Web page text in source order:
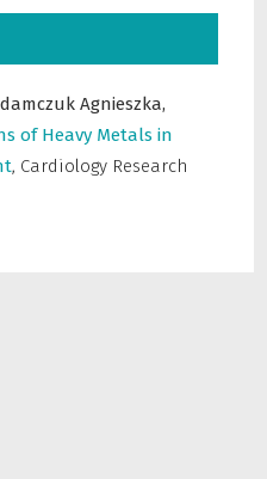
Agnieszka,
of Heavy Metals in
, Cardiology Research